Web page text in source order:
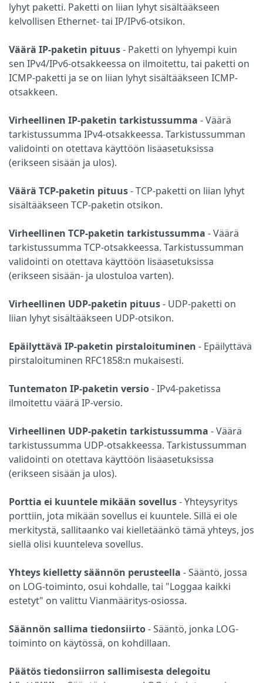
lyhyt paketti. Paketti on liian lyhyt sisältääkseen
kelvollisen Ethernet- tai IP/IPv6-otsikon.
Väärä IP-paketin pituus- Paketti on lyhyempi kuin
sen IPv4/IPv6-otsakkeessa on ilmoitettu, tai paketti on
ICMP-paketti ja se on liian lyhyt sisältääkseen ICMP-
otsakkeen.
Virheellinen IP-paketin tarkistussumma - Väärä
tarkistussumma IPv4-otsakkeessa. Tarkistussumman
validointi on otettava käyttöön lisäasetuksissa
(erikseen sisään ja ulos).
Väärä TCP-paketin pituus- TCP-paketti on liian lyhyt
sisältääkseen TCP-paketin otsikon.
Virheellinen TCP-paketin tarkistussumma - Väärä
tarkistussumma TCP-otsakkeessa. Tarkistussumman
validointi on otettava käyttöön lisäasetuksissa
(erikseen sisään- ja ulostuloa varten).
Virheellinen UDP-paketin pituus- UDP-paketti on
liian lyhyt sisältääkseen UDP-otsikon.
Epäilyttävä IP-paketin pirstaloituminen - Epäilyttävä
pirstaloituminen RFC1858:n mukaisesti.
Tuntematon IP-paketin versio- IPv4-paketissa
ilmoitettu väärä IP-versio.
Virheellinen UDP-paketin tarkistussumma - Väärä
tarkistussumma UDP-otsakkeessa. Tarkistussumman
validointi on otettava käyttöön lisäasetuksissa
(erikseen sisään ja ulos).
Porttia ei kuuntele mikään sovellus- Yhteysyritys
porttiin, jota mikään sovellus ei kuuntele. Sillä ei ole
merkitystä, sallitaanko vai kielletäänkö tämä yhteys, jos
siellä olisi kuunteleva sovellus.
Yhteys kielletty säännön perusteella - Sääntö, jossa
on LOG-toiminto, osui kohdalle, tai "Loggaa kaikki
estetyt" on valittu Vianmääritys-osiossa.
Säännön sallima tiedonsiirto- Sääntö, jonka LOG-
toiminto on käytössä, on kohdillaan.
Päätös tiedonsiirron sallimisesta delegoitu